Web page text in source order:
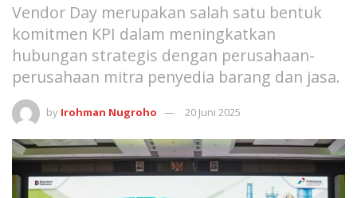
Vendor Day merupakan salah satu bentuk
komitmen KPI dalam meningkatkan
hubungan strategis dengan perusahaan-
perusahaan mitra penyedia barang dan jasa.
by Irohman Nugroho 20 Juni 2025